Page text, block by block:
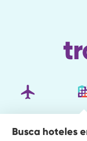
Busca hoteles